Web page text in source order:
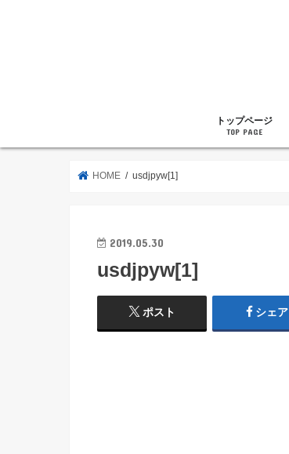
トップページ
TOP PAGE
HOME usdjpyw[1]
2019.05.30
usdjpyw[1]
ポスト シェア